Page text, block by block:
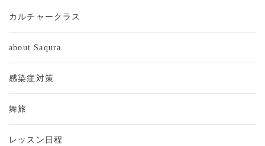
カルチャークラス
about Saqura
感染症対策
舞旅
レッスン日程